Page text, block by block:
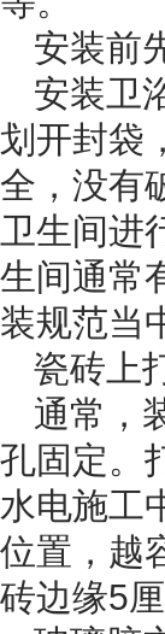
安装前
安装卫
划开封袋
全，没有
卫生间进
生间通常
装规范当
瓷砖上
通常，
孔固定。
水电施工
位置，越
砖边缘5厘